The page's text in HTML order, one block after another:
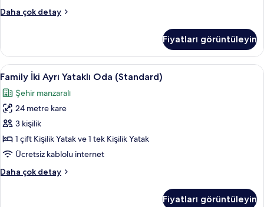
görün
Daha çok detay
Standard
Oda
hakkında
daha
detay
Fiyatları görüntüleyin
Family
İki
Ayrı
Yataklı
Oda
(Standard)
için
fotoğrafları
Kaliteli yatak takımı, kuştüyü yorgan,
10
Family İki Ayrı Yataklı Oda (Standard)
Şehir manzaralı
24 metre kare
3 kişilik
1 çift Kişilik Yatak ve 1 tek Kişilik Yatak
Ücretsiz kablolu internet
Daha çok detay
Family
Fiyatları görüntüleyin